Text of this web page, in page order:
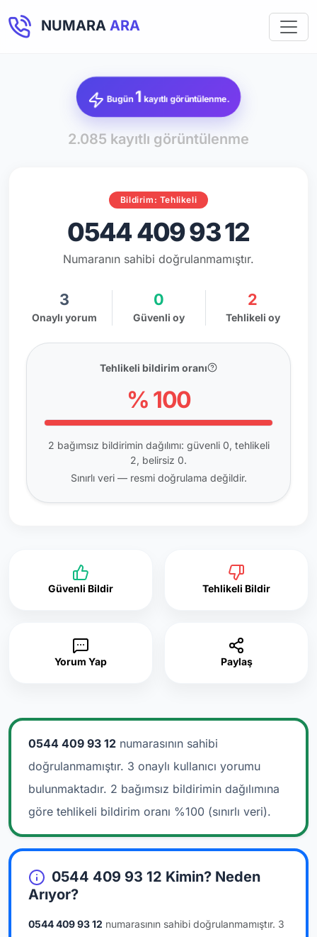
NUMARA ARA
Bugün 1 kayıtlı görüntülenme.
2.085 kayıtlı görüntülenme
Bildirim: Tehlikeli
0544 409 93 12
Numaranın sahibi doğrulanmamıştır.
3
Onaylı yorum
0
Güvenli oy
2
Tehlikeli oy
Tehlikeli bildirim oranı
% 100
2 bağımsız bildirimin dağılımı: güvenli 0, tehlikeli
2, belirsiz 0.
Sınırlı veri — resmi doğrulama değildir.
Güvenli Bildir Tehlikeli Bildir
Yorum Yap Paylaş
0544 409 93 12 numarasının sahibi
doğrulanmamıştır. 3 onaylı kullanıcı yorumu
bulunmaktadır. 2 bağımsız bildirimin dağılımına
göre tehlikeli bildirim oranı %100 (sınırlı veri).
0544 409 93 12 Kimin? Neden
Arıyor?
0544 409 93 12 numarasının sahibi doğrulanmamıştır. 3